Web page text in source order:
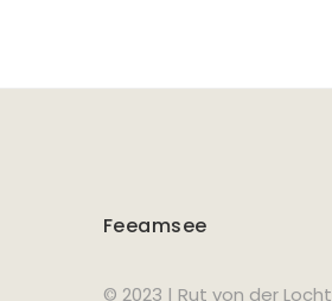
Feeamsee
© 2023 | Rut von der Locht